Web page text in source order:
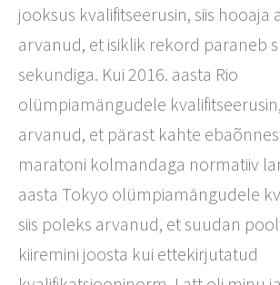
jooksus kvalifitseerusin, siis hooaja
arvanud, et isiklik rekord paraneb
sekundiga. Kui 2016. aasta Rio
olümpiamängudele
arvanud, et pärast kahte
maratoni kolmandaga normatiiv
aasta Tokyo olümpiamängudele
siis poleks arvanud, et suudan
kiiremini joosta kui ettekirjutatud